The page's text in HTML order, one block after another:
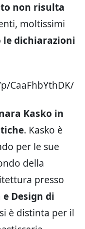
non risulta
moltissimi
dichiarazioni
CaaFhbYthDK/
Kasko in
. Kasko è
per le sue
della
presso
Design di
è distinta per il